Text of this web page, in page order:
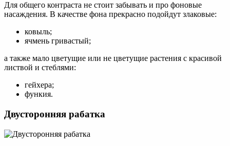
Для общего контраста не стоит забывать и про фоновые
насаждения. В качестве фона прекрасно подойдут злаковые:
ковыль;
ячмень гривастый;
а также мало цветущие или не цветущие растения с красивой
листвой и стеблями:
гейхера;
функия.
Двусторонняя рабатка